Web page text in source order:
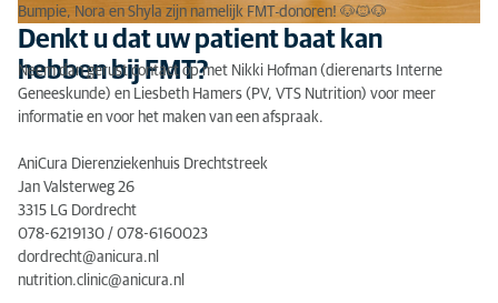
Bumpie, Nora en Shyla zijn namelijk FMT-donoren! 🐶🐱🐶
Denkt u dat uw patient baat kan
hebben bij FMT?
Neem dan gerust contact op met Nikki Hofman (dierenarts Interne
Geneeskunde) en Liesbeth Hamers (PV, VTS Nutrition) voor meer
informatie en voor het maken van een afspraak.
AniCura Dierenziekenhuis Drechtstreek
Jan Valsterweg 26
3315 LG Dordrecht
078-6219130 / 078-6160023
dordrecht@anicura.nl
nutrition.clinic@anicura.nl